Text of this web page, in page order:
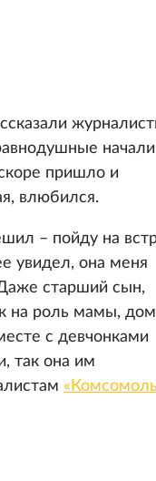
начали
пришло и
влюбился.
– пойду на
увидел, она меня
старший сын,
на роль мамы,
с девчонками
так она им